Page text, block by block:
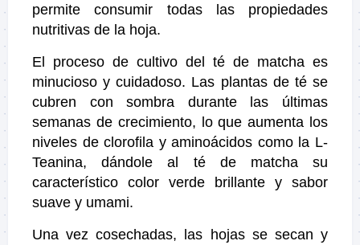
permite consumir todas las propiedades
nutritivas de la hoja.
El proceso de cultivo del té de matcha es
minucioso y cuidadoso. Las plantas de té se
cubren con sombra durante las últimas
semanas de crecimiento, lo que aumenta los
niveles de clorofila y aminoácidos como la L-
Teanina, dándole al té de matcha su
característico color verde brillante y sabor
suave y umami.
Una vez cosechadas, las hojas se secan y